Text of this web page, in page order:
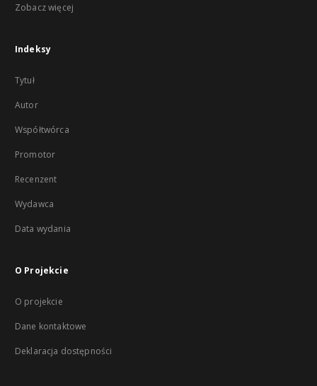
Zobacz więcej
Indeksy
Tytuł
Autor
Współtwórca
Promotor
Recenzent
Wydawca
Data wydania
O Projekcie
O projekcie
Dane kontaktowe
Deklaracja dostępności